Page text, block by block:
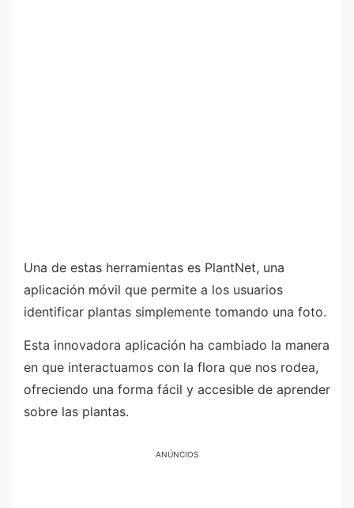
Una de estas herramientas es PlantNet, una
aplicación móvil que permite a los usuarios
identificar plantas simplemente tomando una foto.
Esta innovadora aplicación ha cambiado la manera
en que interactuamos con la flora que nos rodea,
ofreciendo una forma fácil y accesible de aprender
sobre las plantas.
ANÚNCIOS